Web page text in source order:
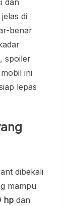
dan
di
benar
spoiler
ini
lepas
dibekali
mampu
hp dan